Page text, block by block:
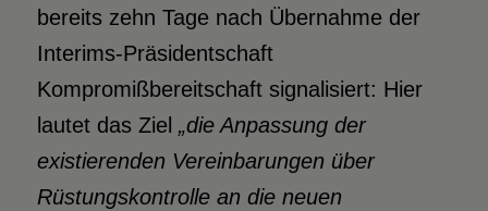
bereits zehn Tage nach Übernahme der
Interims-Präsidentschaft
Kompromißbereitschaft signalisiert: Hier
lautet das Ziel „die Anpassung der
existierenden Vereinbarungen über
Rüstungskontrolle an die neuen